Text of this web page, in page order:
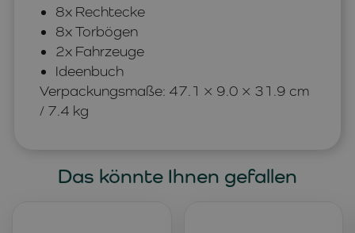
8x Rechtecke
8x Torbögen
2x Fahrzeuge
Ideenbuch
Verpackungsmaße: 47.1 × 9.0 × 31.9 cm
/ 7.4 kg
Das könnte Ihnen gefallen